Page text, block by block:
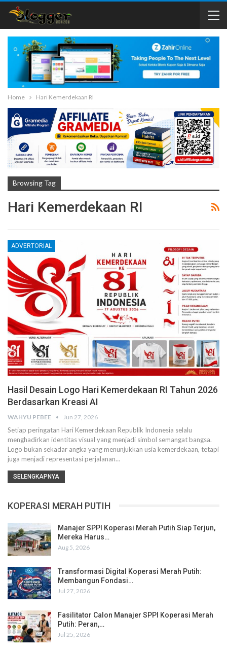
Home Hari Kemerdekaan RI
Browsing Tag
Hari Kemerdekaan RI
ADVERTORIAL
Hasil Desain Logo Hari Kemerdekaan RI Tahun 2026
Berdasarkan Kreasi AI
WAHYU PEBEE Jun 27, 2026
Setiap peringatan Hari Kemerdekaan Republik Indonesia selalu
menghadirkan identitas visual yang menjadi simbol semangat bangsa.
Logo bukan sekadar angka yang menunjukkan usia kemerdekaan, tetapi
juga menjadi representasi perjalanan…
SELENGKAPNYA
KOPERASI MERAH PUTIH
Manajer SPPI Koperasi Merah Putih Siap Terjun,
Mereka Harus…
Aug 5, 2026
Transformasi Digital Koperasi Merah Putih:
Membangun Fondasi…
Jul 27, 2026
Fasilitator Calon Manajer SPPI Koperasi Merah
Putih: Peran,…
Jul 25, 2026